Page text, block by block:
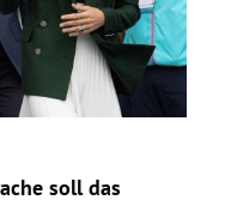
soll das